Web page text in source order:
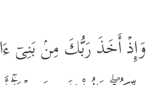
وَإِذۡ أَخَذَ رَبُّكَ مِنۢ بَنِیۤ